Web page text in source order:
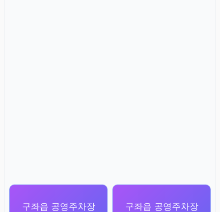
구좌읍 공영주차장 구좌읍 공영주차장